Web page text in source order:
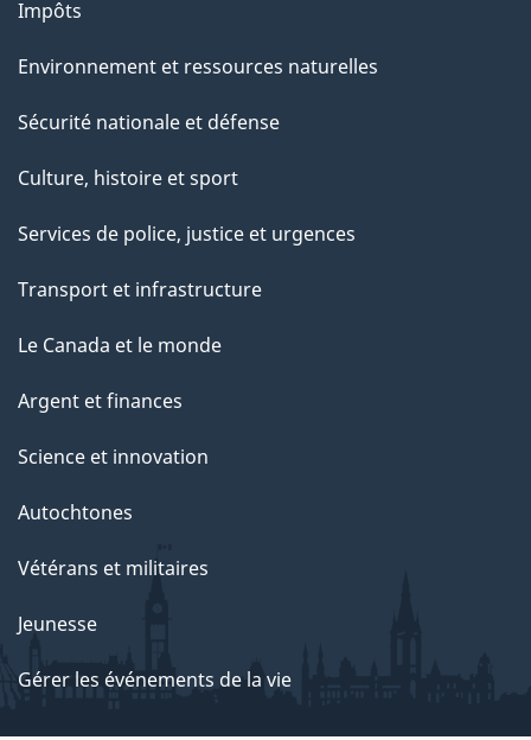
Impôts
Environnement et ressources naturelles
Sécurité nationale et défense
Culture, histoire et sport
Services de police, justice et urgences
Transport et infrastructure
Le Canada et le monde
Argent et finances
Science et innovation
Autochtones
Vétérans et militaires
Jeunesse
Gérer les événements de la vie